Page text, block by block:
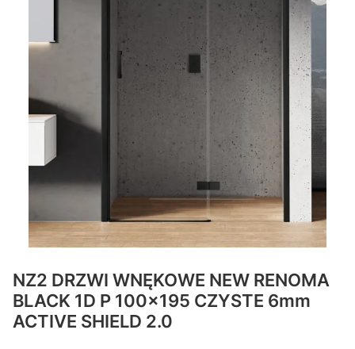
NZ2 DRZWI WNĘKOWE NEW RENOMA
BLACK 1D P 100x195 CZYSTE 6mm
ACTIVE SHIELD 2.0